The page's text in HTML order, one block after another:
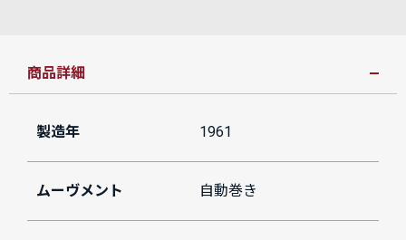
商品詳細
製造年 1961
ムーヴメント 自動巻き